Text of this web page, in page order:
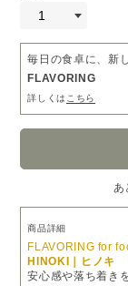
毎日の食卓に、新
FLAVORING
詳しくは こちら
あ
商品詳細
FLAVORING for
HINOKI｜ヒノキ
安心感や落ち着き